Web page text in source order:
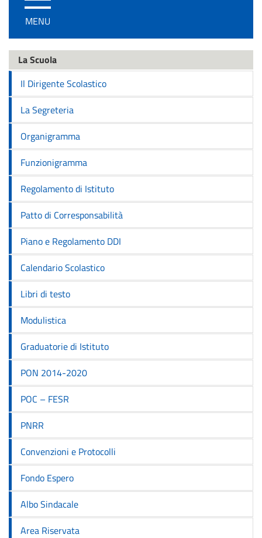
/
disattiva
navigazione
MENU
La Scuola
Il Dirigente Scolastico
La Segreteria
Organigramma
Funzionigramma
Regolamento di Istituto
Patto di Corresponsabilità
Piano e Regolamento DDI
Calendario Scolastico
Libri di testo
Modulistica
Graduatorie di Istituto
PON 2014-2020
POC – FESR
PNRR
Convenzioni e Protocolli
Fondo Espero
Albo Sindacale
Area Riservata